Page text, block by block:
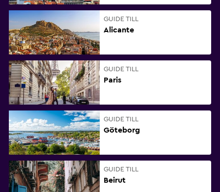
GUIDE TILL
Alicante
GUIDE TILL
Paris
GUIDE TILL
Göteborg
GUIDE TILL
Beirut